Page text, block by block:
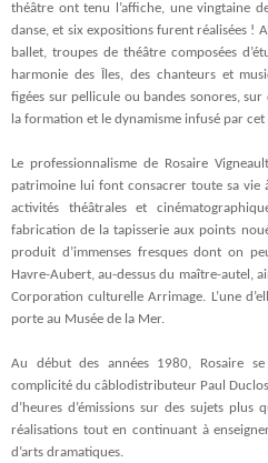
théâtre ont tenu l’affiche, une vingtaine
danse, et six expositions furent réalisées !
ballet, troupes de théâtre composées
harmonie des Îles, des chanteurs et
figées sur pellicule ou bandes sonores,
la formation et le dynamisme infusé par
Le professionnalisme de Rosaire
patrimoine lui font consacrer toute sa vie
activités théâtrales et
fabrication de la tapisserie aux points
produit d’immenses fresques dont on
Havre-Aubert, au-dessus du maître-autel,
Corporation culturelle Arrimage. L’une
porte au Musée de la Mer.
Au début des années 1980, Rosaire
complicité du câblodistributeur Paul
d’heures d’émissions sur des sujets
réalisations tout en continuant à
d’arts dramatiques.